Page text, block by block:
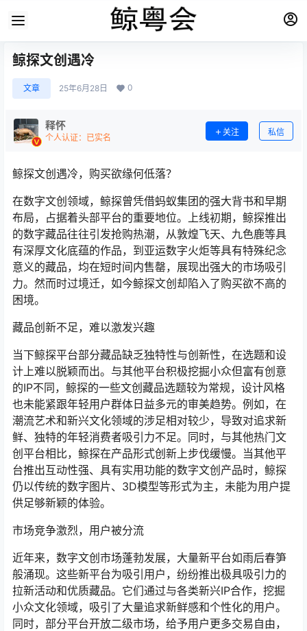
鲸探文创遇冷
文章 25年6月28日 0
释怀
个人认证：已实名
关注 私信
鲸探文创遇冷，购买欲缘何低落？
在数字文创领域，鲸探曾凭借蚂蚁集团的强大背书和早期
布局，占据着头部平台的重要地位。上线初期，鲸探推出
的数字藏品往往引发抢购热潮，从敦煌飞天、九色鹿等具
有深厚文化底蕴的作品，到亚运数字火炬等具有特殊纪念
意义的藏品，均在短时间内售罄，展现出强大的市场吸引
力。然而时过境迁，如今鲸探文创却陷入了购买欲不高的
困境。
藏品创新不足，难以激发兴趣
当下鲸探平台部分藏品缺乏独特性与创新性，在选题和设
计上难以脱颖而出。与其他平台积极挖掘小众但富有创意
的IP不同，鲸探的一些文创藏品选题较为常规，设计风格
也未能紧跟年轻用户群体日益多元的审美趋势。例如，在
潮流艺术和新兴文化领域的涉足相对较少，导致对追求新
鲜、独特的年轻消费者吸引力不足。同时，与其他热门文
创平台相比，鲸探在产品形式创新上步伐缓慢。当其他平
台推出互动性强、具有实用功能的数字文创产品时，鲸探
仍以传统的数字图片、3D模型等形式为主，未能为用户提
供足够新颖的体验。
市场竞争激烈，用户被分流
近年来，数字文创市场蓬勃发展，大量新平台如雨后春笋
般涌现。这些新平台为吸引用户，纷纷推出极具吸引力的
拉新活动和优质藏品。它们通过与各类新兴IP合作，挖掘
小众文化领域，吸引了大量追求新鲜感和个性化的用户。
同时，部分平台开放二级市场，给予用户更多交易自由，